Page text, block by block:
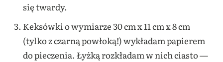
się twardy.
Keksówki o wymiarze 30 cm x 11 cm x 8 cm
(tylko z czarną powłoką!) wykładam papierem
do pieczenia. Łyżką rozkładam w nich ciasto —